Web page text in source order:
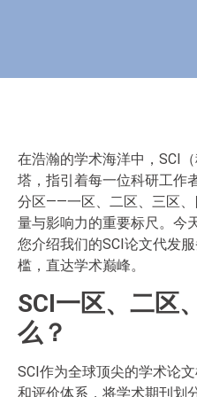
在浩瀚的学术海洋中，SCI
塔，指引着每一位科研工作
分区——一区、二区、三区
量与影响力的重要标尺。今
您介绍我们的SCI论文代发
槛，直达学术巅峰。
SCI一区、二区
么？
SCI作为全球顶尖的学术论
和评价体系，将学术期刊划